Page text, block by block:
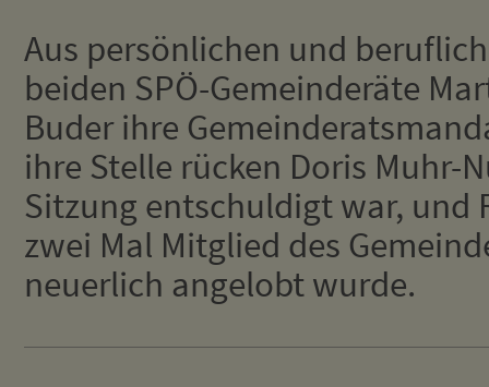
Aus persönlichen und
beiden SPÖ-Gemeinderäte
Buder ihre
ihre Stelle rücken Doris Muhr-
Sitzung entschuldigt war, und
zwei Mal Mitglied des
neuerlich angelobt wurde.